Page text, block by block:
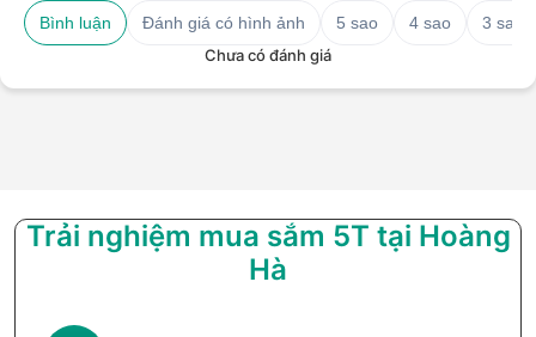
Bình luận Đánh giá có hình ảnh 5 sao 4 sao
3 sao
Chưa có đánh giá
Trải nghiệm mua sắm 5T tại Hoàng
Hà